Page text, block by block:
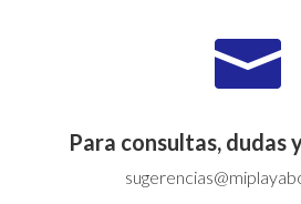

Para consultas, dudas